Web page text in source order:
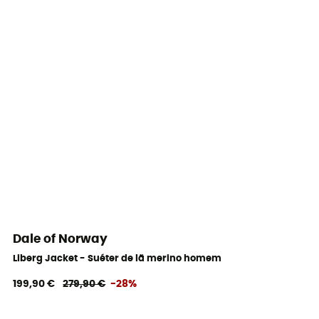
Dale of Norway
Liberg Jacket - Suéter de lã merino homem
199,90 € 279,90 € -28%